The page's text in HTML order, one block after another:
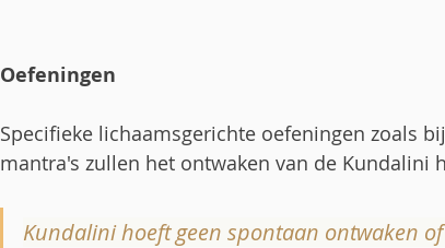
Oefeningen
Specifieke lichaamsgerichte oefeningen zoals
mantra's zullen het ontwaken van de Kundalini
Kundalini hoeft geen spontaan ontwaken